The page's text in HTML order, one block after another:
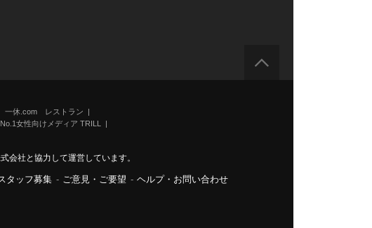
一休.com レストラン
女性向けメディア TRILL
会社と協力して運営しています。
タッフ募集 - ご意見・ご要望 - ヘルプ・お問い合わせ